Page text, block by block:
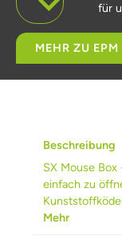
für
MEHR ZU EPM
Beschreibung
SX Mouse
einfach zu
Mehr